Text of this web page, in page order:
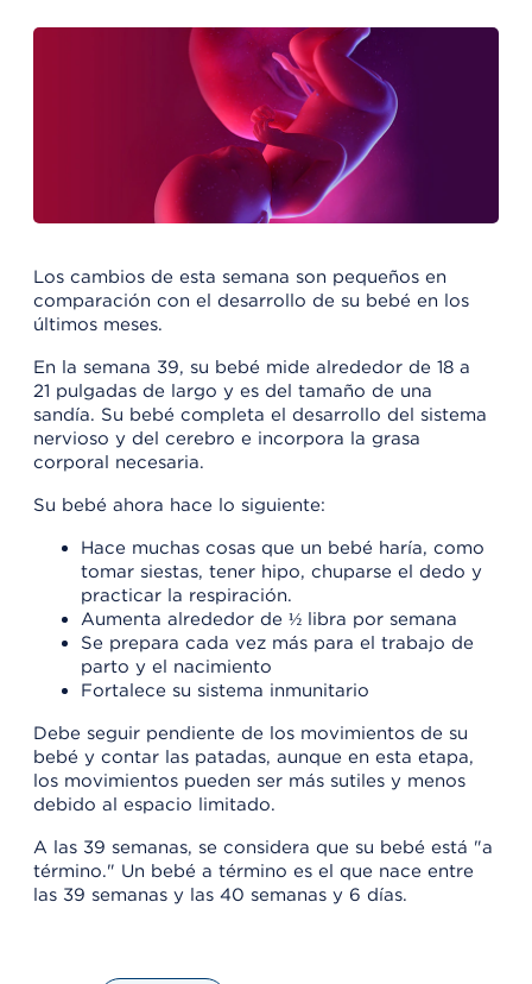
Los cambios de esta semana son pequeños en
comparación con el desarrollo de su bebé en los
últimos meses.
En la semana 39, su bebé mide alrededor de 18 a
21 pulgadas de largo y es del tamaño de una
sandía. Su bebé completa el desarrollo del sistema
nervioso y del cerebro e incorpora la grasa
corporal necesaria.
Su bebé ahora hace lo siguiente:
Hace muchas cosas que un bebé haría, como
tomar siestas, tener hipo, chuparse el dedo y
practicar la respiración.
Aumenta alrededor de ½ libra por semana
Se prepara cada vez más para el trabajo de
parto y el nacimiento
Fortalece su sistema inmunitario
Debe seguir pendiente de los movimientos de su
bebé y contar las patadas, aunque en esta etapa,
los movimientos pueden ser más sutiles y menos
debido al espacio limitado.
A las 39 semanas, se considera que su bebé está "a
término." Un bebé a término es el que nace entre
las 39 semanas y las 40 semanas y 6 días.